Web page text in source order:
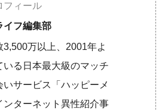
フィール
イフ編集部
3,500万以上、2001年よ
いる日本最大級のマッチ
いサービス「ハッピーメ
ンターネット異性紹介事